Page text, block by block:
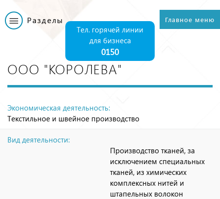
содержанию
Главное меню Главное меню
Разделы
Тел. горячей линии
для бизнеса
0150
ООО "КОРОЛЕВА"
Экономическая деятельность:
Текстильное и швейное производство
Вид деятельности:
Производство тканей, за
исключением специальных
тканей, из химических
комплексных нитей и
штапельных волокон